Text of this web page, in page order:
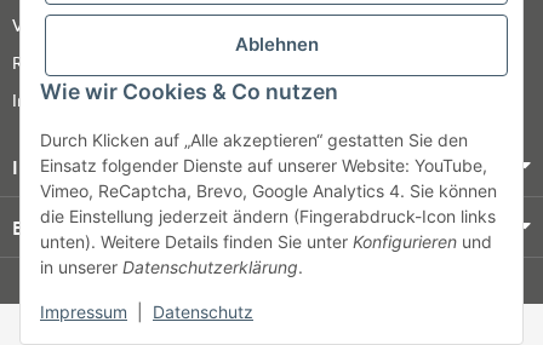
Ablehnen
Wie wir Cookies & Co nutzen
Durch Klicken auf „Alle akzeptieren“ gestatten Sie den
Einsatz folgender Dienste auf unserer Website: YouTube,
Vimeo, ReCaptcha, Brevo, Google Analytics 4. Sie können
die Einstellung jederzeit ändern (Fingerabdruck-Icon links
unten). Weitere Details finden Sie unter Konfigurieren und
in unserer Datenschutzerklärung.
Impressum Datenschutz
Versandinformationen
Retour
Impressum
Informationen
Bezahlung & Versand
© HOZ MEDI WERK
* Alle Preise zzgl. gesetzlicher USt., zzgl.